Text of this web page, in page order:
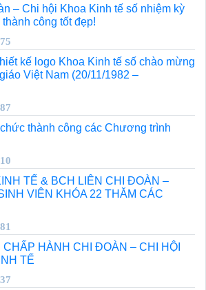
– Chi hội Khoa Kinh tế số nhiệm kỳ
công tốt đẹp!
kế logo Khoa Kinh tế số chào mừng
Việt Nam (20/11/1982 –
thành công các Chương trình
TẾ & BCH LIÊN CHI ĐOÀN –
VIÊN KHÓA 22 THĂM CÁC
HÀNH CHI ĐOÀN – CHI HỘI
TẾ